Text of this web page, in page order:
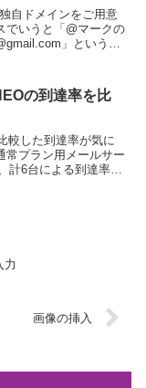
自ドメインをご用意
でいうと「@マークの
」というメ
の到達率を比
較した到達率が気に
常プラン用メールサー
計6台による到達率の
力
画像の挿入